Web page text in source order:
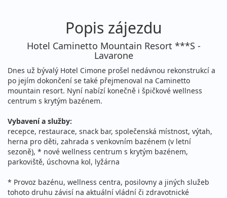
cena za 8 dní (7 nocí)
17.01. - 22.01.2027
polopenze
13 300 Kč
cena za 6 dní (5 nocí) Podrobnosti
17.01. - 24.01.2027
neděle - neděle
20 800 Kč
cena za 8 dní (7 nocí) Podrobnosti
24.01. - 29.01.2027
16 300 Kč
Popis zájezdu
Hotel Caminetto Mountain Resort ***S -
Lavarone
Dnes už bývalý Hotel Cimone prošel nedávnou rekonstrukcí a
po jejím dokončení se také přejmenoval na Caminetto
mountain resort. Nyní nabízí konečně i špičkové wellness
centrum s krytým bazénem.
Vybavení a služby:
recepce, restaurace, snack bar, společenská místnost, výtah,
herna pro děti, zahrada s venkovním bazénem (v letní
sezoně), * nové wellness centrum s krytým bazénem,
parkoviště, úschovna kol, lyžárna
* Provoz bazénu, wellness centra, posilovny a jiných služeb
tohoto druhu závisí na aktuální vládní či zdravotnické